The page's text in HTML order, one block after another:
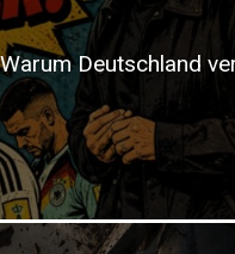
Deutschland